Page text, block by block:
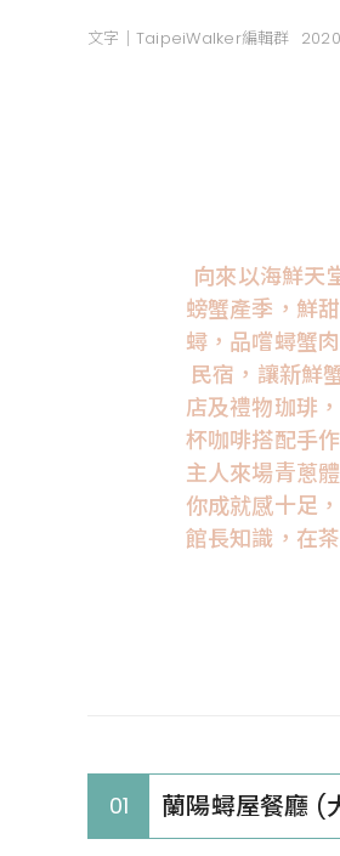
文字｜TaipeiWalker編輯群
向來以海鮮天
螃蟹產季，鮮
蟳，品嚐蟳蟹
民宿，讓新鮮
店及禮物珈琲
杯咖啡搭配手
主人來場青蔥
你成就感十足
館長知識，在
01 蘭陽蟳屋餐廳 (